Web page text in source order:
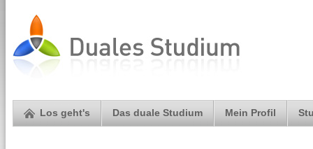
Los geht's Das duale Studium Mein Profil